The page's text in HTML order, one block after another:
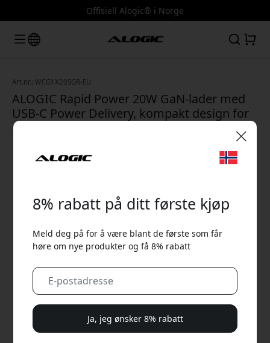
Offisiell Alogic® i Norge
Art.nr.: WCG1X20SGR-EU
ALOGIC Rapid Power 20W GaN-lader med
USB-C Power Delivery, kompakt design for
smarttelefon og nettbrett - Space grey
8% rabatt på ditt første kjøp
Meld deg på for å være blant de første som får
høre om nye produkter og få 8% rabatt
Ja, jeg ønsker 8% rabatt
🎉 Din rabattkode: